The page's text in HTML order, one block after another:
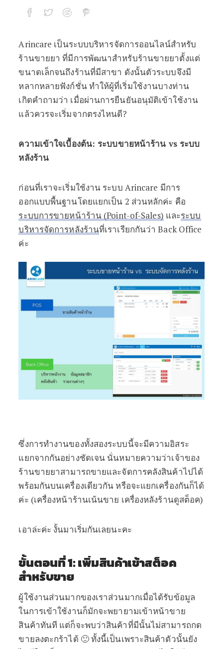
เริ่มต้นใช้งาน Arincare แบบง่ายๆ ใน 3
Arincare เป็นระบบบริหารจัดการออนไลน์สำหรับ
ร้านขายยา ที่มีการพัฒนาสำหรับร้านขายยาตั้งแต่
ขนาดเล็กจนถึงร้านที่มีสาขา ดังนั้นตัวระบบจึงมี
หลากหลายฟังก์ชั่น ทำให้ผู้ที่เริ่มใช้งานบางท่าน
เกิดคำถามว่า เมื่อผ่านการยืนยันอนุมัติเข้าใช้งาน
แล้วควรจะเริ่มจากตรงไหนดี?
ความเข้าใจเบื้องต้น: ระบบขายหน้าร้าน vs ระบบ
หลังร้าน
ก่อนที่เราจะเริ่มใช้งาน ระบบ Arincare มีการ
ออกแบบพื้นฐานโดยแยกเป็น 2 ส่วนหลักค่ะ คือ
ระบบการขายหน้าร้าน (Point-of-Sales) และระบบ
บริหารจัดการหลังร้านที่เราเรียกกันว่า Back Office
ค่ะ
ซึ่งการทำงานของทั้งสองระบบนี้จะมีความอิสระ
แยกจากกันอย่างชัดเจน นั่นหมายความว่าเจ้าของ
ร้านขายยาสามารถขายและจัดการคลังสินค้าไปได้
พร้อมกันบนเครื่องเดียวกัน หรือจะแยกเครื่องกันก็ได้
ค่ะ (เครื่องหน้าร้านเน้นขาย เครื่องหลังร้านดูสต็อค)
เอาล่ะค่ะ งั้นมาเริ่มกันเลยนะคะ
ขั้นตอนที่ 1: เพิ่มสินค้าเข้าสต็อค
สำหรับขาย
ผู้ใช้งานส่วนมากของเราส่วนมากเมื่อได้รับข้อมูล
ในการเข้าใช้งานก็มักจะพยายามเข้าหน้าขาย
สินค้าทันที แต่ก็จะพบว่าสินค้าที่มีนั้นไม่สามารถกด
ขายลงตะกร้าได้ 🙂 ทั้งนี้เป็นเพราะสินค้าตัวนั้นยัง